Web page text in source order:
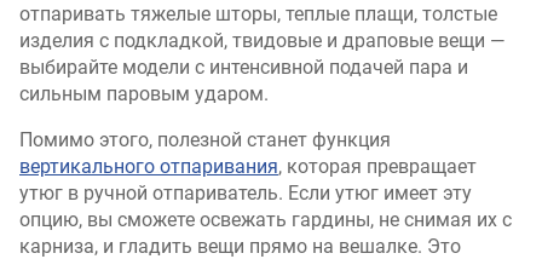
отпаривать тяжелые шторы, теплые плащи, толстые
изделия с подкладкой, твидовые и драповые вещи —
выбирайте модели с интенсивной подачей пара и
сильным паровым ударом.
Помимо этого, полезной станет функция
вертикального отпаривания, которая превращает
утюг в ручной отпариватель. Если утюг имеет эту
опцию, вы сможете освежать гардины, не снимая их с
карниза, и гладить вещи прямо на вешалке. Это